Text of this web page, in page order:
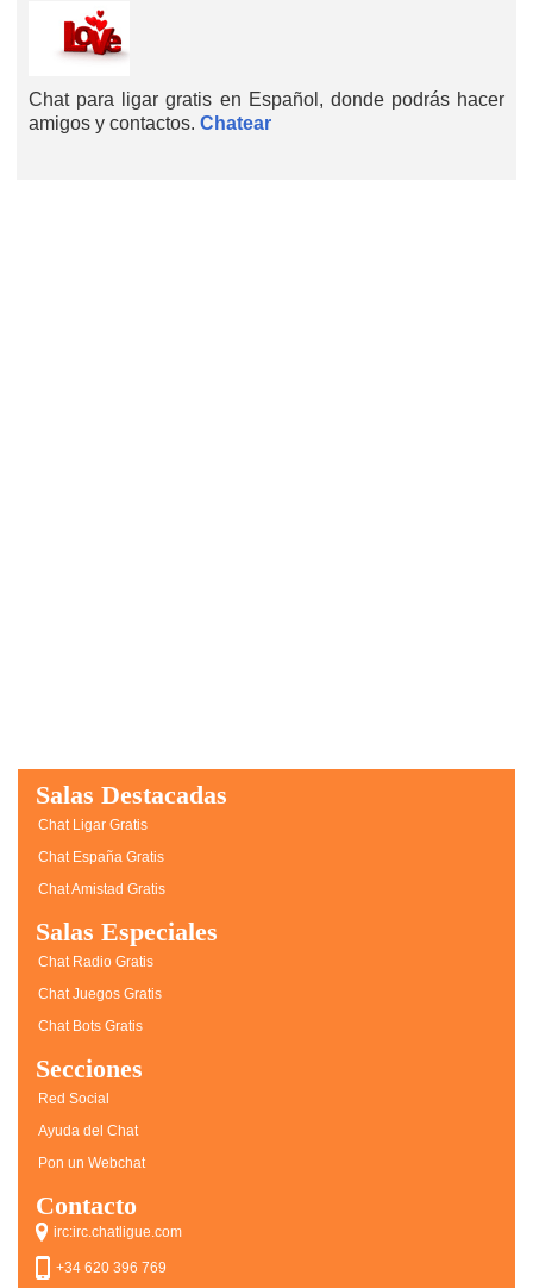
Chat para ligar gratis en Español, donde podrás hacer
amigos y contactos. Chatear
Salas Destacadas
Chat Ligar Gratis
Chat España Gratis
Chat Amistad Gratis
Salas Especiales
Chat Radio Gratis
Chat Juegos Gratis
Chat Bots Gratis
Secciones
Red Social
Ayuda del Chat
Pon un Webchat
Contacto
irc:irc.chatligue.com
+34 620 396 769